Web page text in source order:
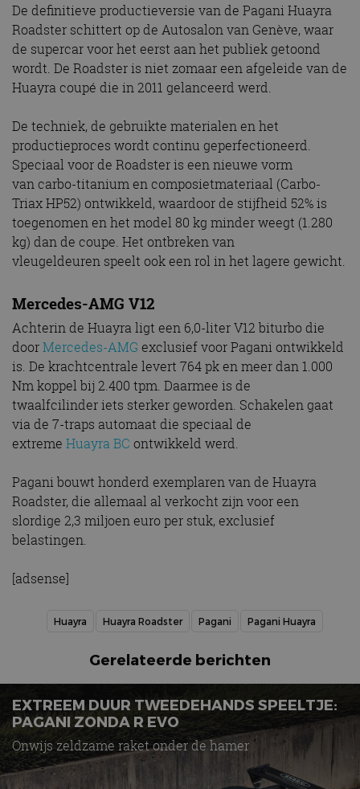
De definitieve productieversie van de Pagani Huayra
Roadster schittert op de Autosalon van Genève, waar
de supercar voor het eerst aan het publiek getoond
wordt. De Roadster is niet zomaar een afgeleide van de
Huayra coupé die in 2011 gelanceerd werd.
De techniek, de gebruikte materialen en het
productieproces wordt continu geperfectioneerd.
Speciaal voor de Roadster is een nieuwe vorm
van carbo-titanium en composietmateriaal (Carbo-
Triax HP52) ontwikkeld, waardoor de stijfheid 52% is
toegenomen en het model 80 kg minder weegt (1.280
kg) dan de coupe. Het ontbreken van
vleugeldeuren speelt ook een rol in het lagere gewicht.
Mercedes-AMG V12
Achterin de Huayra ligt een 6,0-liter V12 biturbo die
doorMercedes-AMG exclusief voor Pagani ontwikkeld
is. De krachtcentrale levert 764 pk en meer dan 1.000
Nm koppel bij 2.400 tpm. Daarmee is de
twaalfcilinder iets sterker geworden. Schakelen gaat
via de 7-traps automaat die speciaal de
extreme Huayra BC ontwikkeld werd.
Pagani bouwt honderd exemplaren van de Huayra
Roadster, die allemaal al verkocht zijn voor een
slordige 2,3 miljoen euro per stuk, exclusief
belastingen.
[adsense]
Huayra Huayra Roadster Pagani Pagani Huayra
Gerelateerde berichten
EXTREEM DUUR TWEEDEHANDS SPEELTJE:
PAGANI ZONDA R EVO
Onwijs zeldzame raket onder de hamer